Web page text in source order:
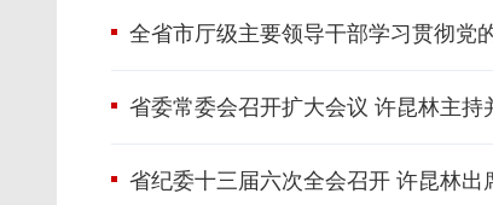
全省市厅级主要领导干部学习贯彻党
省委常委会召开扩大会议 许昆林主持
省纪委十三届六次全会召开 许昆林